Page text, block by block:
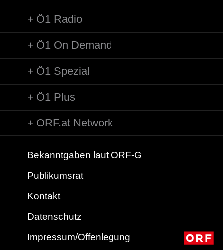
Ö1 Radio
Ö1 On Demand
Ö1 Spezial
Ö1 Plus
ORF.at Network
Bekanntgaben laut ORF-G
Publikumsrat
Kontakt
Datenschutz
Impressum/Offenlegung